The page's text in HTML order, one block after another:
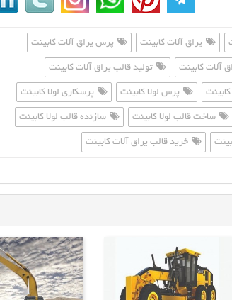
یراق آلات کابینت پرس یراق آلات کابینت
آلات کابینت تولید قالب یراق آلات کابینت
کابینت پرس لولا کابینت پرسکاری لولا کابینت
ساخت قالب لولا کابینت سازنده قالب لولا کابینت
خرید قالب یراق آلات کابینت